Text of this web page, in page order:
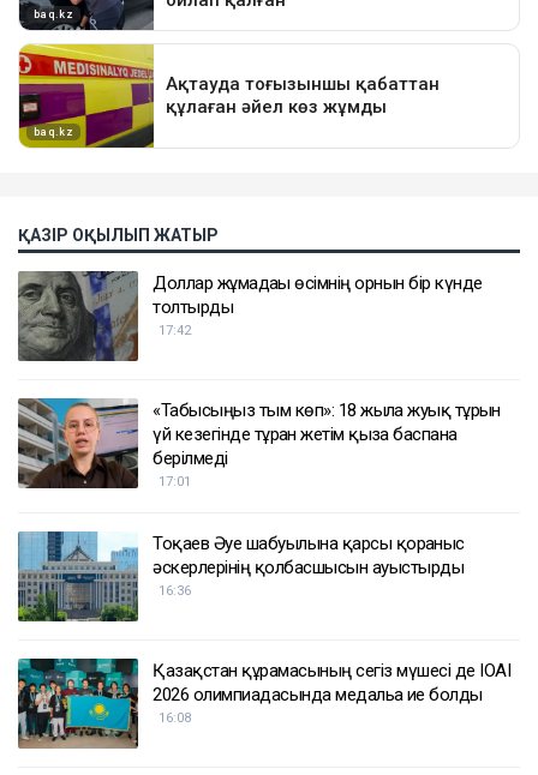
ҚАЗІР ОҚЫЛЫП ЖАТЫР
Доллар жұмадағы өсімнің орнын бір күнде
толтырды
17:42
«Табысыңыз тым көп»: 18 жылға жуық тұрғын
үй кезегінде тұрған жетім қызға баспана
берілмеді
17:01
Тоқаев Әуе шабуылына қарсы қорғаныс
әскерлерінің қолбасшысын ауыстырды
16:36
Қазақстан құрамасының сегіз мүшесі де IOAI
2026 олимпиадасында медальға ие болды
16:08